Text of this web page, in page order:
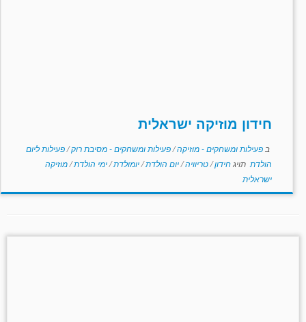
חידון מוזיקה ישראלית
ב פעילות ומשחקים - מוזיקה/פעילות ומשחקים - מסיבת רוק/פעילות ליום
הולדת תויגחידון/טריוויה/יום הולדת/יומולדת/ימי הולדת/מוזיקה
ישראלית